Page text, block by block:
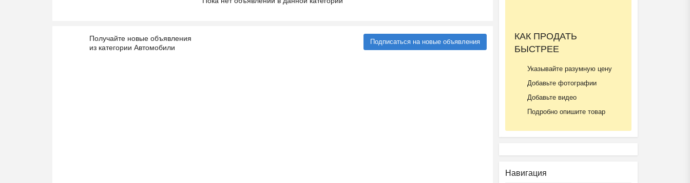
Получайте новые объявления
из категории Автомобили
Подписаться на новые объявления
КАК ПРОДАТЬ
БЫСТРЕЕ
Указывайте разумную цену
Добавьте фотографии
Добавьте видео
Подробно опишите товар
Навигация